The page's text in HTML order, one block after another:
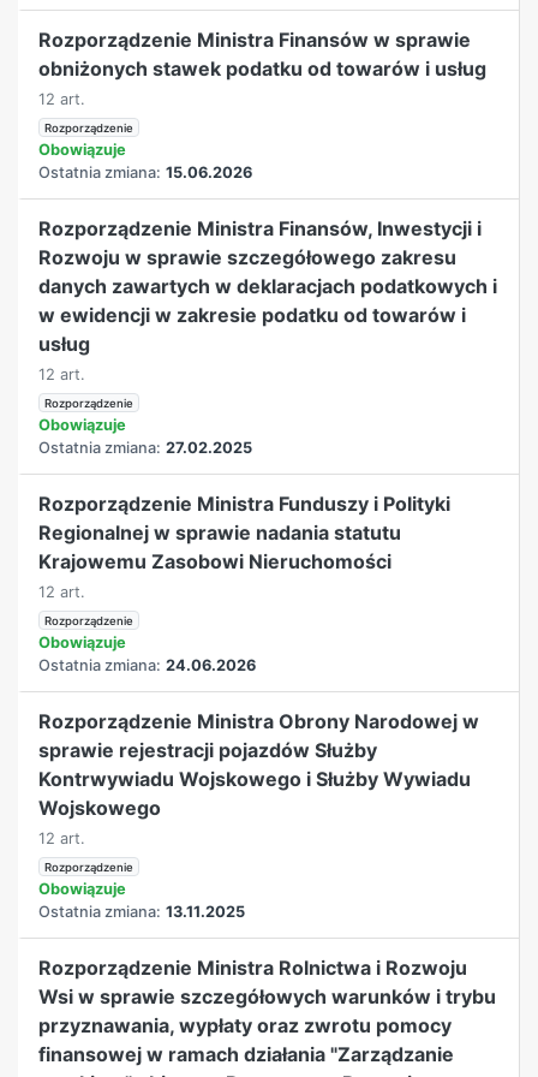
Rozporządzenie Ministra Finansów w sprawie
obniżonych stawek podatku od towarów i usług
12 art.
Rozporządzenie
Obowiązuje
Ostatnia zmiana: 15.06.2026
Rozporządzenie Ministra Finansów, Inwestycji i
Rozwoju w sprawie szczegółowego zakresu
danych zawartych w deklaracjach podatkowych i
w ewidencji w zakresie podatku od towarów i
usług
12 art.
Rozporządzenie
Obowiązuje
Ostatnia zmiana: 27.02.2025
Rozporządzenie Ministra Funduszy i Polityki
Regionalnej w sprawie nadania statutu
Krajowemu Zasobowi Nieruchomości
12 art.
Rozporządzenie
Obowiązuje
Ostatnia zmiana: 24.06.2026
Rozporządzenie Ministra Obrony Narodowej w
sprawie rejestracji pojazdów Służby
Kontrwywiadu Wojskowego i Służby Wywiadu
Wojskowego
12 art.
Rozporządzenie
Obowiązuje
Ostatnia zmiana: 13.11.2025
Rozporządzenie Ministra Rolnictwa i Rozwoju
Wsi w sprawie szczegółowych warunków i trybu
przyznawania, wypłaty oraz zwrotu pomocy
finansowej w ramach działania "Zarządzanie